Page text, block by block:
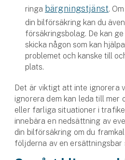
ringa bärgningstjänst. Om
din bilförsäkring kan du
försäkringsbolag. De kan
skicka någon som kan
problemet och kanske till
plats.
Det är viktigt att inte ignorera
ignorera dem kan leda till mer
eller farliga situationer i
innebära en nedsättning av
din bilförsäkring om du
följderna av en ersättningsbar